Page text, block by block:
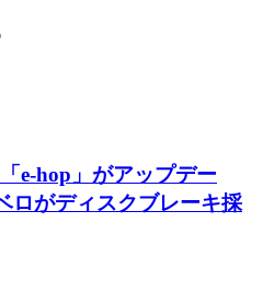
e-hop」がアップデー
ロがディスクブレーキ採